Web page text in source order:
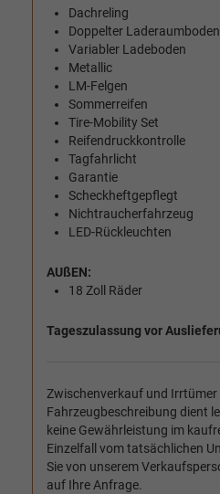
Dachreling
Doppelter Laderaumboden
Variabler Ladeboden
Metallic
LM-Felgen
Sommerreifen
Tire-Mobility Set
Reifendruckkontrolle
Tagfahrlicht
Garantie
Scheckheftgepflegt
Nichtraucherfahrzeug
LED-Rückleuchten
AUßEN:
18 Zoll Räder
Tageszulassung vor
Zwischenverkauf und
Fahrzeugbeschreibung dient
keine Gewährleistung im
Einzelfall vom tatsächlichen
Sie von unserem
auf Ihre Anfrage.